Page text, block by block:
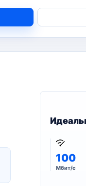
100
Мбит/с